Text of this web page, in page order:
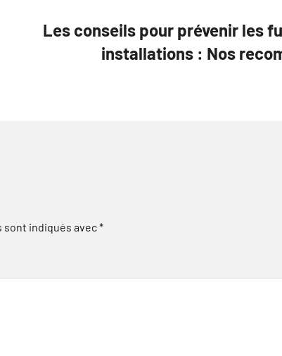
Les conseils pour prévenir les
installations : Nos
sont indiqués avec*